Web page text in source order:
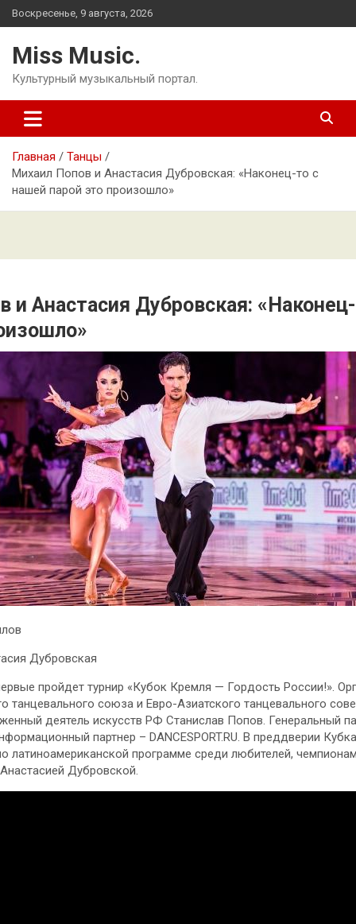
Перейти
к
Воскресенье, 9 августа, 2026
Miss Music.
Культурный музыкальный портал.
Главная
Танцы
Михаил Попов и Анастасия Дубровская: «Наконец-то с
нашей парой это произошло»
и Анастасия Дубровская:
Дубровская
пройдет турнир «Кубок Кремля — Гордость России!».
танцевального союза и Евро-Азиатского танцевального
деятель искусств РФ Станислав Попов. Генеральный
партнер – DANCESPORT.RU. В преддверии
латиноамериканской программе среди любителей,
Дубровской.